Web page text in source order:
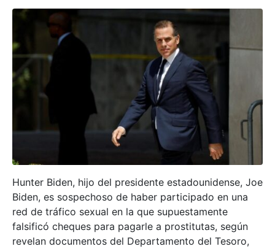
Hunter Biden, hijo del presidente estadounidense, Joe
Biden, es sospechoso de haber participado en una
red de tráfico sexual en la que supuestamente
falsificó cheques para pagarle a prostitutas, según
revelan documentos del Departamento del Tesoro,